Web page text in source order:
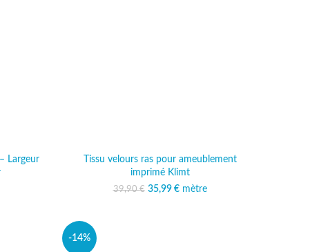
Largeur
était :est :
Tissu velours ras pour ameublement
imprimé Klimt
39,90€
Le prix initial était :
35,99 € Le prix actuel est :
mètre
-14%